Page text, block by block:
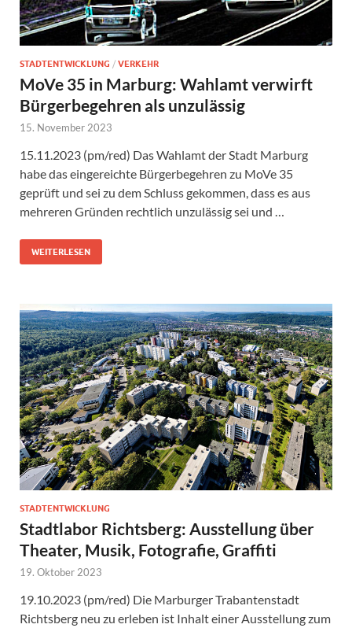
STADTENTWICKLUNG / VERKEHR
MoVe 35 in Marburg: Wahlamt verwirft
Bürgerbegehren als unzulässig
15. November 2023
15.11.2023 (pm/red) Das Wahlamt der Stadt Marburg
habe das eingereichte Bürgerbegehren zu MoVe 35
geprüft und sei zu dem Schluss gekommen, dass es aus
mehreren Gründen rechtlich unzulässig sei und …
WEITERLESEN
STADTENTWICKLUNG
Stadtlabor Richtsberg: Ausstellung über
Theater, Musik, Fotografie, Graffiti
19. Oktober 2023
19.10.2023 (pm/red) Die Marburger Trabantenstadt
Richtsberg neu zu erleben ist Inhalt einer Ausstellung zum